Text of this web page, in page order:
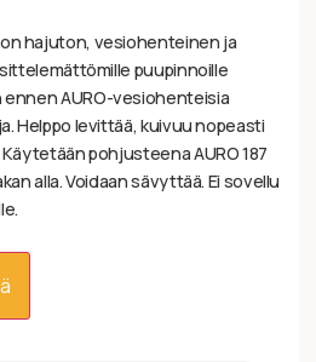
on hajuton, vesiohenteinen ja
puupinnoille
AURO-vesiohenteisia
Helppo levittää, kuivuu nopeasti
pohjusteena AURO 187
alla. Voidaan sävyttää. Ei sovellu